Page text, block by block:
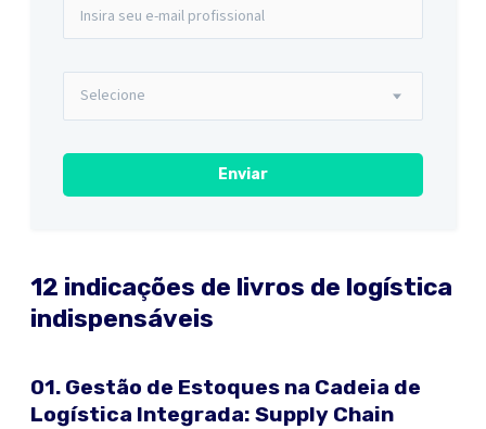
12 indicações de livros de logística
indispensáveis
01. Gestão de Estoques na Cadeia de
Logística Integrada: Supply Chain